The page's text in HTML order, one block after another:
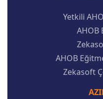
Yetkili
AHOB
AHOB
Zekasoft